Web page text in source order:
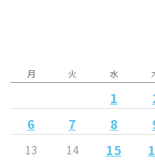
月 火 水
1
6
7 8
13 14 15